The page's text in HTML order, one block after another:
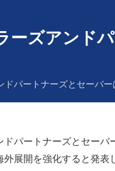
ーズアンド
ドパートナーズとセーバ
ドパートナーズとセー
展開を強化すると発表